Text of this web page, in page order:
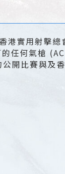
港實用射擊總
任何氣槍
開比賽與及